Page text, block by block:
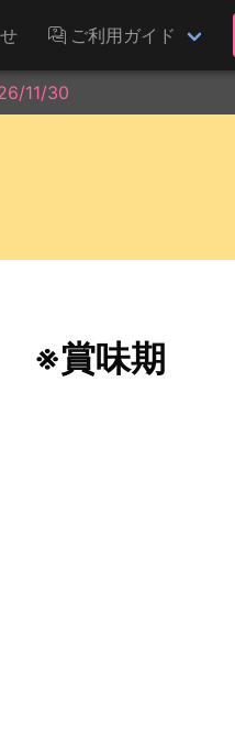
ご利用ガイド
11/30
※賞味期